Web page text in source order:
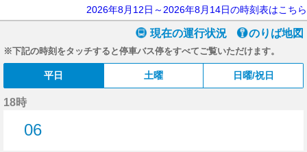
2026年8月12日～2026年8月14日の時刻表はこちら
現在の運行状況 のりば地図
※下記の時刻をタッチすると停車バス停をすべてご覧いただけます。
平日 土曜 日曜/祝日
18時
06